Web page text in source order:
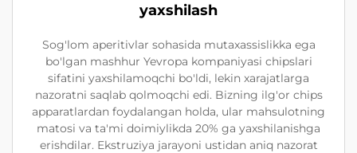
yaxshilash
Sog'lom aperitivlar sohasida mutaxassislikka ega
bo'lgan mashhur Yevropa kompaniyasi chipslari
sifatini yaxshilamoqchi bo'ldi, lekin xarajatlarga
nazoratni saqlab qolmoqchi edi. Bizning ilg'or chips
apparatlardan foydalangan holda, ular mahsulotning
matosi va ta'mi doimiylikda 20% ga yaxshilanishga
erishdilar. Ekstruziya jarayoni ustidan aniq nazorat